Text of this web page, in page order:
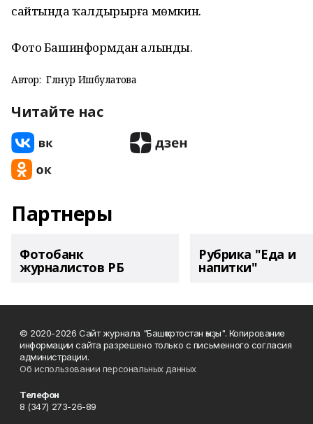
сайтында ҡалдырырға мөмкин.
Фото Башинформдан алынды.
Автор: Гөлнур Ишбулатова
Читайте нас
Партнеры
Фотобанк
журналистов РБ
Рубрика "Еда и
напитки"
© 2020-2026 Сайт журнала "Башҡортостан ҡыҙы". Копирование
информации сайта разрешено только с письменного согласия
администрации.
Об использовании персональных данных
Телефон
8 (347) 273-26-89